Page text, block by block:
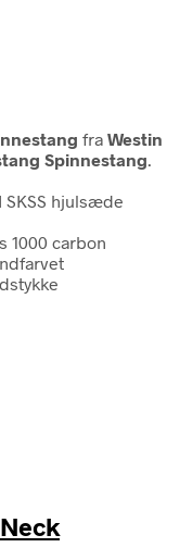
fra Westin
Spinnestang.
SKSS hjulsæde
1000 carbon